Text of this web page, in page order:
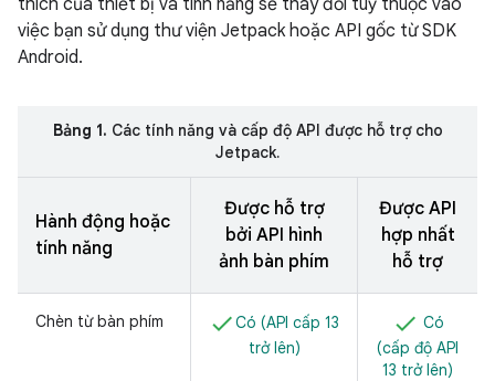
việc bạn sử dụng thư viện Jetpack hoặc API gốc từ SDK
Android.
Bảng 1. Các tính năng và cấp độ API được hỗ trợ cho
Jetpack.
Hành động hoặc
tính năng
Được hỗ trợ
bởi API hình
ảnh bàn phím
Được API
hợp nhất
hỗ trợ
Chèn từ bàn phím
Có (API cấp 13
trở lên)
Có
(cấp độ API
13 trở lên)